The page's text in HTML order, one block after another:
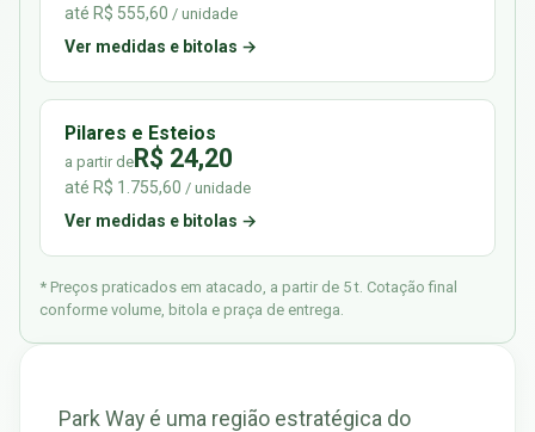
até R$ 555,60 / unidade
Ver medidas e bitolas →
Pilares e Esteios
a partir deR$ 24,20
até R$ 1.755,60 / unidade
Ver medidas e bitolas →
* Preços praticados em atacado, a partir de 5 t. Cotação final
conforme volume, bitola e praça de entrega.
Park Way é uma região estratégica do